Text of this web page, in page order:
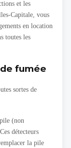
et les
Capitale, vous
en location
toutes les
fumée
sortes de
(non
détecteurs
la pile